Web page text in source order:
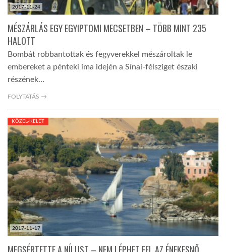
2017-11-24
MÉSZÁRLÁS EGY EGYIPTOMI MECSETBEN – TÖBB MINT 235
HALOTT
Bombát robbantottak és fegyverekkel mészároltak le
embereket a pénteki ima idején a Sínai-félsziget északi
részének…
FOLYTATÁS →
2017-11-17
KÖZEL-KELET